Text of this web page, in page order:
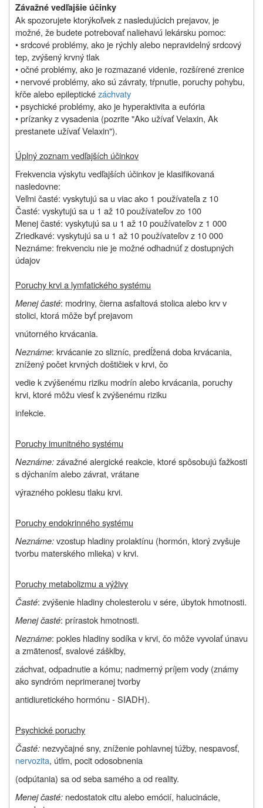
Závažné vedľajšie účinky
Ak spozorujete ktorýkoľvek z nasledujúcich prejavov, je
možné, že budete potrebovať naliehavú lekársku pomoc:
• srdcové problémy, ako je rýchly alebo nepravidelný srdcový
tep, zvýšený krvný tlak
• očné problémy, ako je rozmazané videnie, rozšírené zrenice
• nervové problémy, ako sú závraty, tŕpnutie, poruchy pohybu,
kŕče alebo epileptickézáchvaty
• psychické problémy, ako je hyperaktivita a eufória
• prízanky z vysadenia (pozrite "Ako užívať Velaxin, Ak
prestanete užívať Velaxin").
Úplný zoznam vedľajších účinkov
Frekvencia výskytu vedľajších účinkov je klasifikovaná
nasledovne:
Veľmi časté: vyskytujú sa u viac ako 1 používateľa z 10
Časté: vyskytujú sa u 1 až 10 používateľov zo 100
Menej časté: vyskytujú sa u 1 až 10 používateľov z 1 000
Zriedkavé: vyskytujú sa u 1 až 10 používateľov z 10 000
Neznáme: frekvenciu nie je možné odhadnúť z dostupných
údajov
Poruchy krvi a lymfatického systému
Menej časté: modriny, čierna asfaltová stolica alebo krv v
stolici, ktorá môže byť prejavom
vnútorného krvácania.
Neznáme: krvácanie zo slizníc, predĺžená doba krvácania,
znížený počet krvných doštičiek v krvi, čo
vedie k zvýšenému riziku modrín alebo krvácania, poruchy
krvi, ktoré môžu viesť k zvýšenému riziku
infekcie.
Poruchy imunitného systému
Neznáme:závažné alergické reakcie, ktoré spôsobujú ťažkosti
s dýchaním alebo závrat, vrátane
výrazného poklesu tlaku krvi.
Poruchy endokrinného systému
Neznáme:vzostup hladiny prolaktínu (hormón, ktorý zvyšuje
tvorbu materského mlieka) v krvi.
Poruchy metabolizmu a výživy
Časté: zvýšenie hladiny cholesterolu v sére, úbytok hmotnosti.
Menej časté: prírastok hmotnosti.
Neznáme: pokles hladiny sodíka v krvi, čo môže vyvolať únavu
a zmätenosť, svalové zášklby,
záchvat, odpadnutie a kómu; nadmerný príjem vody (známy
ako syndróm neprimeranej tvorby
antidiuretického hormónu - SIADH).
Psychické poruchy
Časté: nezvyčajné sny, zníženie pohlavnej túžby, nespavosť,
nervozita, útlm, pocit odosobnenia
(odpútania) sa od seba samého a od reality.
Menej časté: nedostatok citu alebo emócií, halucinácie,